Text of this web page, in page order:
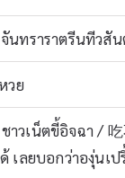
ทราราตรีนทีวสัน
วย
าวเน็ตขี้อิจฉา /
เลยบอกว่าองุ่นเ